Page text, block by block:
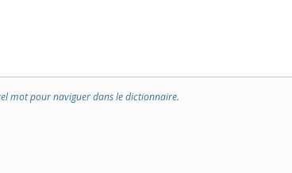
mot pour naviguer dans le dictionnaire.